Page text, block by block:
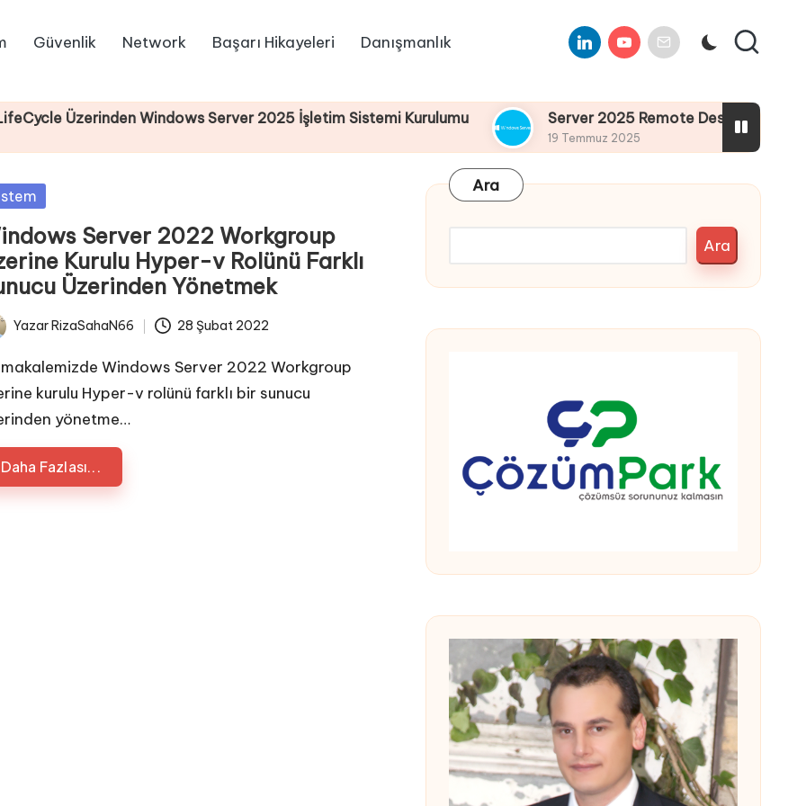
Güvenlik Network Başarı Hikayeleri Danışmanlık LinkedinYoutube
E-
Mail
Üzerinden Windows Server 2025 İşletim Sistemi Kurulumu Server 2025 Remote Desktop Services
19 Temmuz 2025
Server 2022 Workgroup
Kurulu Hyper-v Rolünü Farklı
Üzerinden Yönetmek
Yazar RizaSahaN66 28 Şubat 2022
makalemizde Windows Server 2022 Workgroup
kurulu Hyper-v rolünü farklı bir sunucu
yönetme…
Daha Fazlası...
Ara
Ara